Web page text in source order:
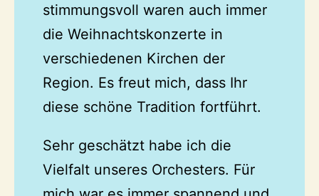
stimmungsvoll waren auch immer
die Weihnachtskonzerte in
verschiedenen Kirchen der
Region. Es freut mich, dass Ihr
diese schöne Tradition fortführt.
Sehr geschätzt habe ich die
Vielfalt unseres Orchesters. Für